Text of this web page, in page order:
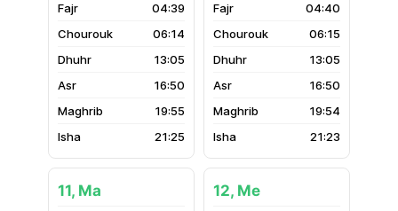
04:39
06:14
13:05
16:50
19:55
21:25
04:40
06:15
13:05
16:50
19:54
21:23
11, Ma 12, Me